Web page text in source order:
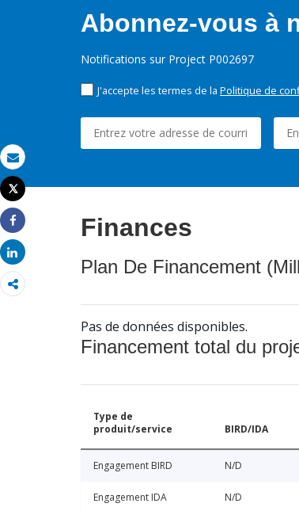
Email
Imprimer
Tweet
Share
Share
Abonnez-vous à
Notifications sur Project P002697
J'accepte les termes de la Politique de
Finances
Plan De Financement
Pas de données disponibles.
Financement total du
Type de
produit/service
BIRD/IDA
Engagement BIRD N/D
Engagement IDA N/D